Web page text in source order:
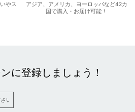
やス
アジア、アメリカ、ヨーロッパなど42カ
国で購入・お届け可能！
に登録しましょう！